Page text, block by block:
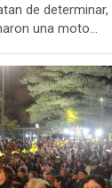
de determinar,
una moto…